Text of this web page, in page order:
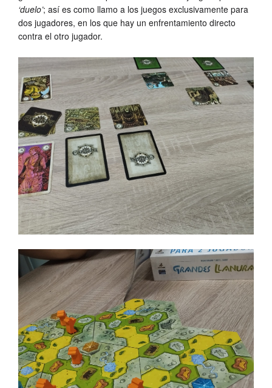
‘duelo’; así es como llamo a los juegos exclusivamente para
dos jugadores, en los que hay un enfrentamiento directo
contra el otro jugador.